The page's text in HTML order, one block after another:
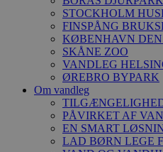
STOCKHOLM
FINSPÅNG
KØBENHAVN
SKÅNE ZOO
VANDLEG
ØREBRO BYPARK
Om vandleg
PÅVIRKET AF
EN SMART
LAD BØRN LEGE